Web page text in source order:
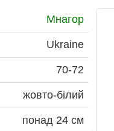
Мнагор
Ukraine
70-72
жовто-білий
понад 24 см